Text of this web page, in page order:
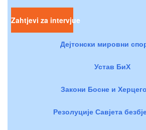
Zahtjevi za intervjue
Дејтонски мировни
Устав БиХ
Закони Босне и
Резолуције Савјета